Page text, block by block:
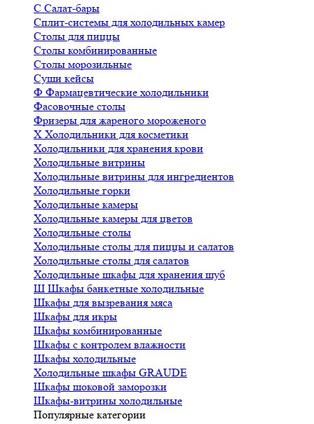
С Салат-бары
Сплит-системы для холодильных камер
Столы для пиццы
Столы комбинированные
Столы морозильные
Суши кейсы
Ф Фармацевтические холодильники
Фасовочные столы
Фризеры для жареного мороженого
Х Холодильники для косметики
Холодильники для хранения крови
Холодильные витрины
Холодильные витрины для ингредиентов
Холодильные горки
Холодильные камеры
Холодильные камеры для цветов
Холодильные столы
Холодильные столы для пиццы и салатов
Холодильные столы для салатов
Холодильные шкафы для хранения шуб
Ш Шкафы банкетные холодильные
Шкафы для вызревания мяса
Шкафы для икры
Шкафы комбинированные
Шкафы с контролем влажности
Шкафы холодильные
Холодильные шкафы GRAUDE
Шкафы шоковой заморозки
Шкафы-витрины холодильные
Популярные категории